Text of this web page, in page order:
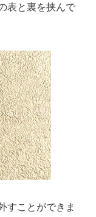
表と裏を挟んで
すことができま